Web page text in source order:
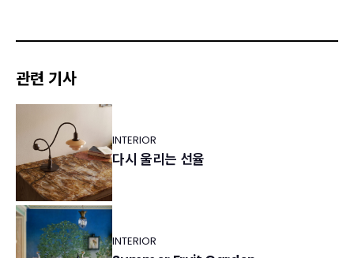
관련 기사
INTERIOR
다시 울리는 선율
INTERIOR